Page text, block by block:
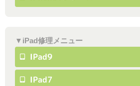
▼iPad修理メニュー
IPad9
IPad7